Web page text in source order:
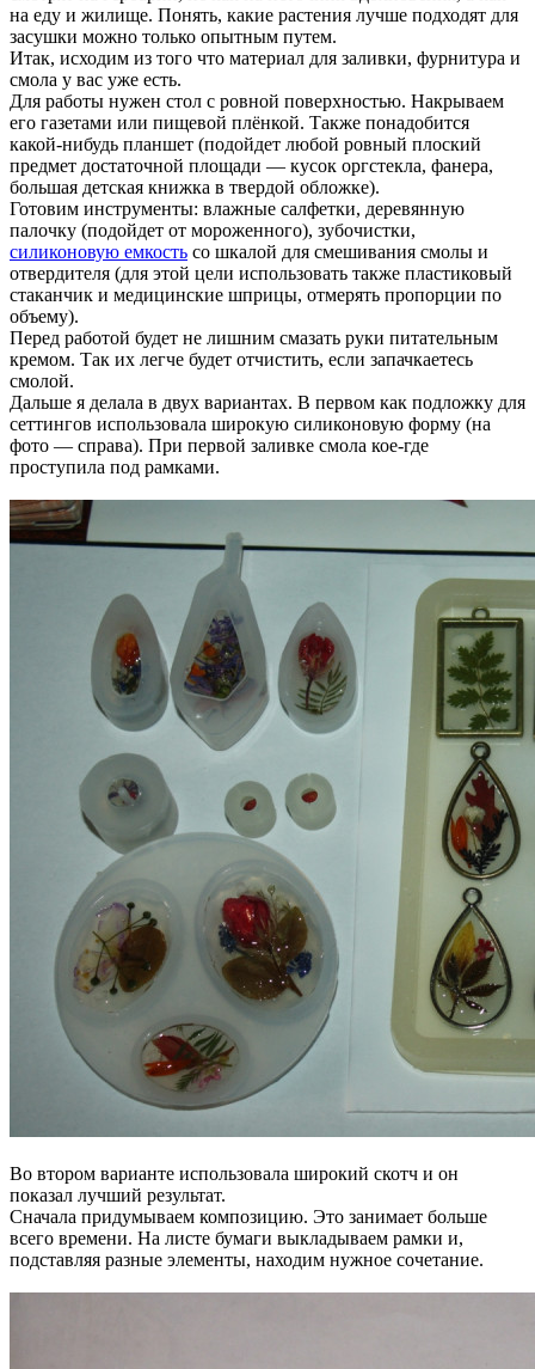
на еду и жилище. Понять, какие растения лучше подходят для
засушки можно только опытным путем.
Итак, исходим из того что материал для заливки, фурнитура и
смола у вас уже есть.
Для работы нужен стол с ровной поверхностью. Накрываем
его газетами или пищевой плёнкой. Также понадобится
какой-нибудь планшет (подойдет любой ровный плоский
предмет достаточной площади — кусок оргстекла, фанера,
большая детская книжка в твердой обложке).
Готовим инструменты: влажные салфетки, деревянную
палочку (подойдет от мороженного), зубочистки,
силиконовую емкость со шкалой для смешивания смолы и
отвердителя (для этой цели использовать также пластиковый
стаканчик и медицинские шприцы, отмерять пропорции по
объему).
Перед работой будет не лишним смазать руки питательным
кремом. Так их легче будет отчистить, если запачкаетесь
смолой.
Дальше я делала в двух вариантах. В первом как подложку для
сеттингов использовала широкую силиконовую форму (на
фото — справа). При первой заливке смола кое-где
проступила под рамками.
Во втором варианте использовала широкий скотч и он
показал лучший результат.
Сначала придумываем композицию. Это занимает больше
всего времени. На листе бумаги выкладываем рамки и,
подставляя разные элементы, находим нужное сочетание.